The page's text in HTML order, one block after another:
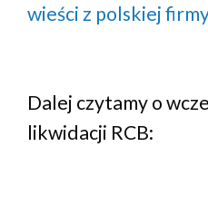
wieści z polskiej
Dalej czytamy o
likwidacji RCB: